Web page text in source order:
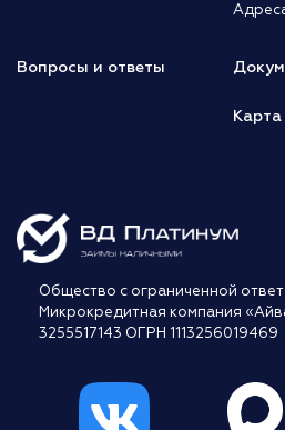
Вопросы и ответы
Общество с ограниченной
Микрокредитная компания
3255517143 ОГРН 1113256019469